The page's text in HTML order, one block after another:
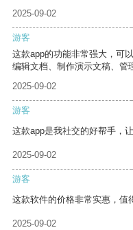
2025-09-02
游客
这款app的功能非常强大，可
编辑文档、制作演示文稿、管
2025-09-02
游客
这款app是我社交的好帮手，
2025-09-02
游客
这款软件的价格非常实惠，值
2025-09-02